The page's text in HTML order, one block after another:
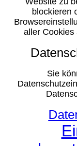
blockieren
aller Cookies
Sie